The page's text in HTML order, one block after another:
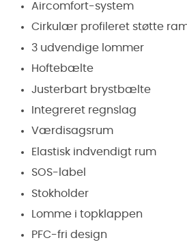
Aircomfort-system
Cirkulær profileret støtte
3 udvendige lommer
Hoftebælte
Justerbart brystbælte
Integreret regnslag
Værdisagsrum
Elastisk indvendigt rum
SOS-label
Stokholder
Lomme i topklappen
PFC-fri design